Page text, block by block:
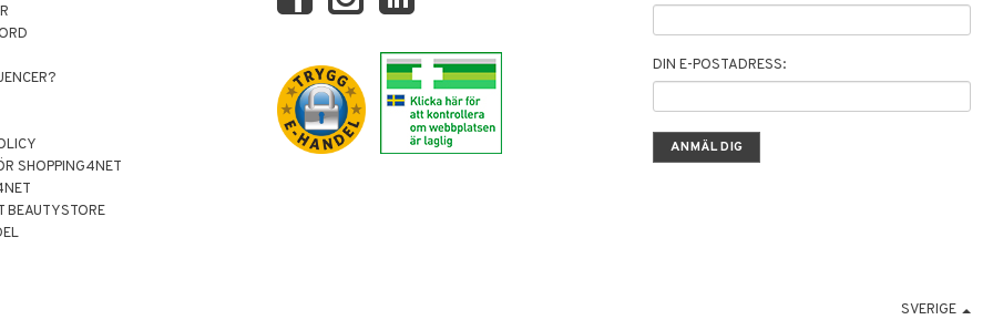
SHOPPING4NET
BEAUTYSTORE
DIN E-POSTADRESS:
SVERIGE